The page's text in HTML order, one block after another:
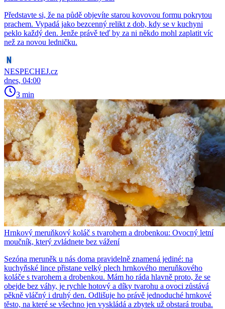
Představte si, že na půdě objevíte starou kovovou formu pokrytou
prachem. Vypadá jako bezcenný relikt z dob, kdy se v kuchyni
peklo každý den. Jenže právě teď by za ni někdo mohl zaplatit víc
než za novou ledničku.
NESPECHEJ.cz
dnes, 04:00
3 min
Hrnkový meruňkový koláč s tvarohem a drobenkou: Ovocný letní
moučník, který zvládnete bez vážení
Sezóna meruněk u nás doma pravidelně znamená jediné: na
kuchyňské lince přistane velký plech hrnkového meruňkového
koláče s tvarohem a drobenkou. Mám ho ráda hlavně proto, že se
obejde bez váhy, je rychle hotový a díky tvarohu a ovoci zůstává
pěkně vláčný i druhý den. Odlišuje ho právě jednoduché hrnkové
těsto, na které se všechno jen vyskládá a zbytek už obstará trouba.